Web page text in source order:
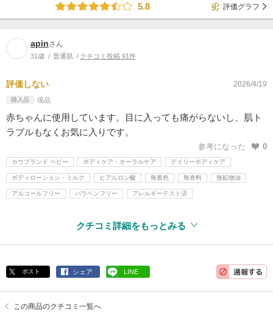
5.8
評価グラフ
apinさん
31歳 普通肌 クチコミ投稿 91件
評価しない 2026/4/19
購入品 現品
赤ちゃんに使用しています。目に入っても痛がらないし、肌ト
ラブルもなくお気に入りです。
参考になった 0
カウブランド ベビー ボディケア・オーラルケア デイリーボディケア
ボディローション・ミルク ヒアルロン酸 無着色 無香料 無鉱物油
アルコールフリー パラベンフリー アレルギーテスト済
クチコミ詳細をもっとみる
ポスト シェア LINE
この商品のクチコミ一覧へ